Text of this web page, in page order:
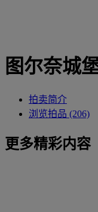
图尔奈城
拍卖简介
浏览拍品 (206)
更多精彩内容